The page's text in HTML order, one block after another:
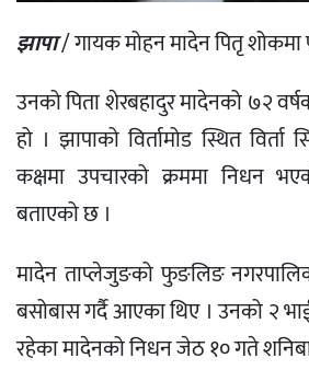
झापा/ गायक मोहन मादेन पितृ शोकमा
उनको पिता शेरबहादुर मादेनको ७२
हो । झापाको विर्तामोड स्थित
कक्षमा उपचारको क्रममा निधन
बताएको छ ।
मादेन ताप्लेजुङको फुङलिङ
बसोबास गर्दै आएका थिए । उनको २
रहेका मादेनको निधन जेठ १० गते